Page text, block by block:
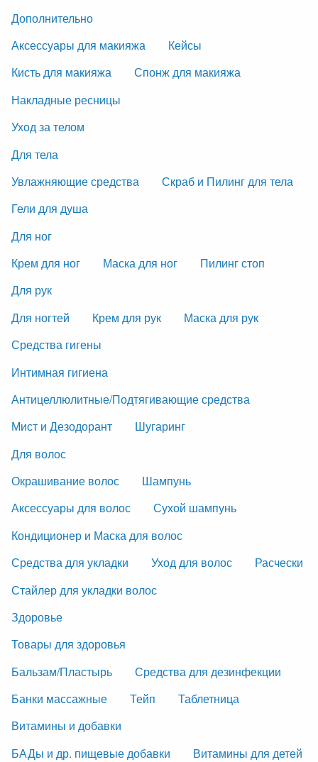
Дополнительно
Аксессуары для макияжа
Кейсы
Кисть для макияжа
Спонж для макияжа
Накладные ресницы
Уход за телом
Для тела
Увлажняющие средства
Скраб и Пилинг для тела
Гели для душа
Для ног
Крем для ног
Маска для ног
Пилинг стоп
Для рук
Для ногтей
Крем для рук
Маска для рук
Средства гигены
Интимная гигиена
Антицеллюлитные/Подтягивающие средства
Мист и Дезодорант
Шугаринг
Для волос
Окрашивание волос
Шампунь
Аксессуары для волос
Сухой шампунь
Кондиционер и Маска для волос
Средства для укладки
Уход для волос
Расчески
Стайлер для укладки волос
Здоровье
Товары для здоровья
Бальзам/Пластырь
Средства для дезинфекции
Банки массажные
Тейп
Таблетница
Витамины и добавки
БАДы и др. пищевые добавки
Витамины для детей